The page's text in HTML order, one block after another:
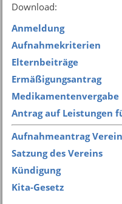
Download:
Anmeldung
Aufnahmekriterien
Elternbeiträge
Ermäßigungsantrag
Medikamentenvergabe
Antrag auf Leistungen
Aufnahmeantrag Verein
Satzung des Vereins
Kündigung
Kita-Gesetz